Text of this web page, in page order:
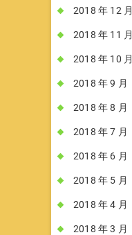
2018 年 12 月
2018 年 11 月
2018 年 10 月
2018 年 9 月
2018 年 8 月
2018 年 7 月
2018 年 6 月
2018 年 5 月
2018 年 4 月
2018 年 3 月